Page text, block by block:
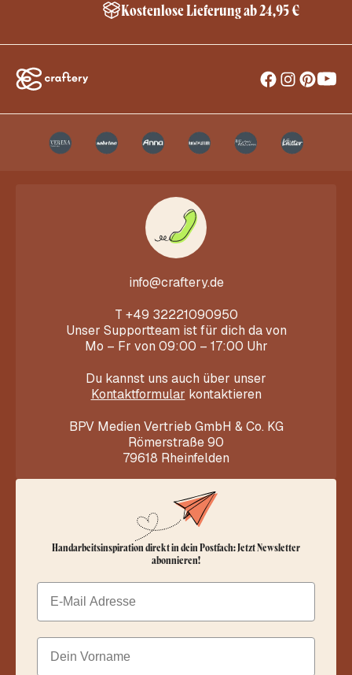
Kostenlose Lieferung ab 24,95 €
info@craftery.de
T +49 32221090950
Unser Supportteam ist für dich da von
Mo – Fr von 09:00 – 17:00 Uhr
Du kannst uns auch über unser
Kontaktformular kontaktieren
BPV Medien Vertrieb GmbH & Co. KG
Römerstraße 90
79618 Rheinfelden
Handarbeitsinspiration direkt in dein Postfach: Jetzt Newsletter
abonnieren!
Email
Dein Vorname